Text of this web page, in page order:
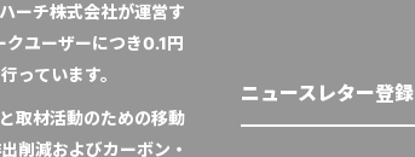
ーチ株式会社が運営す
クユーザーにつき0.1円
っています。
取材活動のための移動
削減およびカーボン・
ニュースレター登録